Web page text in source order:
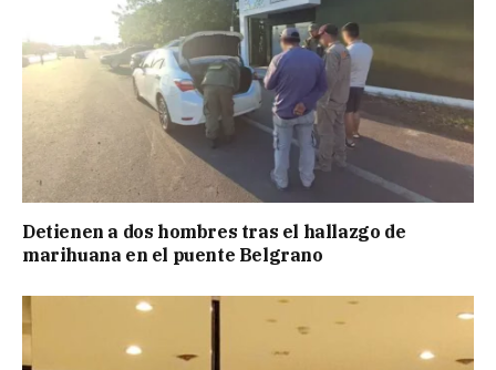
Detienen a dos hombres tras el hallazgo de
marihuana en el puente Belgrano